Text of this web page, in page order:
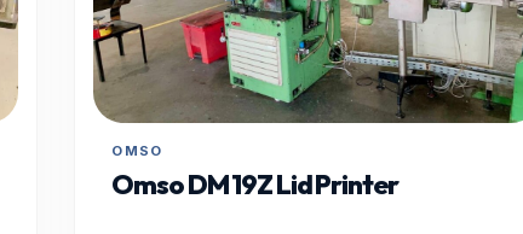
OMSO
Omso DM 19Z Lid Printer